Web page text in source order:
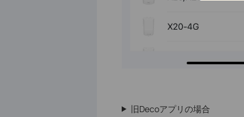
旧Decoアプリの場合